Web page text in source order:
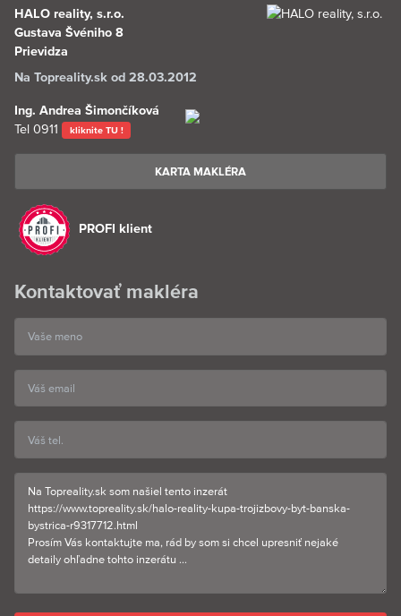
HALO reality, s.r.o.
Gustava Švéniho 8
Prievidza
Na Topreality.sk od 28.03.2012
Ing. Andrea Šimončíková
Tel 0911 kliknite TU !
KARTA MAKLÉRA
PROFI klient
Kontaktovať makléra